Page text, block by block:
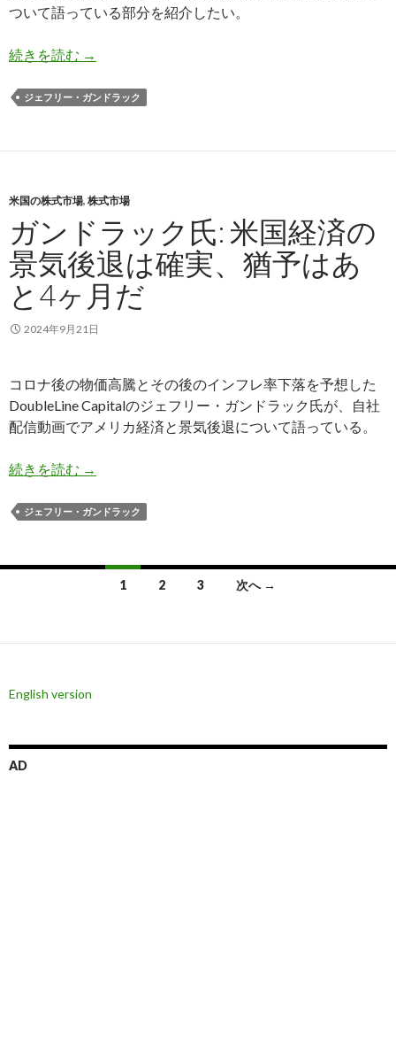
ついて語っている部分を紹介したい。
続きを読む ガンドラック氏: 米国経済は景気後退に陥り、し
→
ジェフリー・ガンドラック
米国の株式市場, 株式市場
ガンドラック氏: 米国経済の
景気後退は確実、猶予はあ
と4ヶ月だ
2024年9月21日
コロナ後の物価高騰とその後のインフレ率下落を予想した
DoubleLine Capitalのジェフリー・ガンドラック氏が、自社
配信動画でアメリカ経済と景気後退について語っている。
続きを読む ガンドラック氏: 米国経済の景気後退は確実、猶
→
ジェフリー・ガンドラック
ナ
ゲ
ー
シ
1 2 3 次へ →
English version
AD